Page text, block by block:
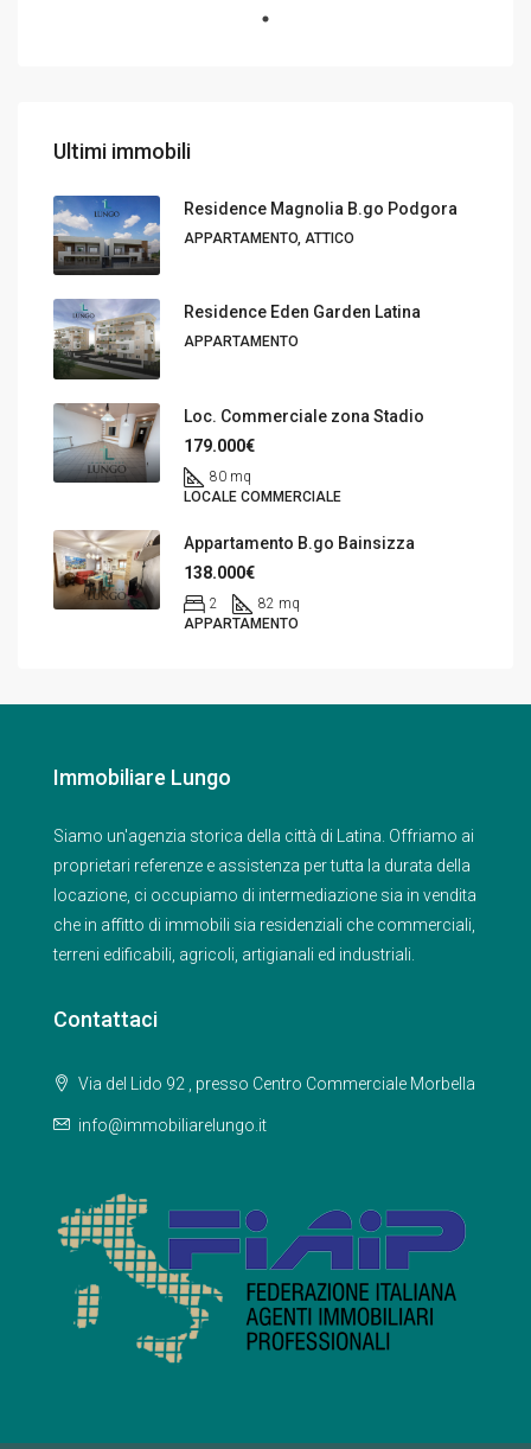
Ultimi immobili
Residence Magnolia B.go Podgora
APPARTAMENTO, ATTICO
Residence Eden Garden Latina
APPARTAMENTO
Loc. Commerciale zona Stadio
179.000€
80 mq
LOCALE COMMERCIALE
Appartamento B.go Bainsizza
138.000€
2
82 mq
APPARTAMENTO
Immobiliare Lungo
Siamo un'agenzia storica della città di Latina. Offriamo ai
proprietari referenze e assistenza per tutta la durata della
locazione, ci occupiamo di intermediazione sia in vendita
che in affitto di immobili sia residenziali che commerciali,
terreni edificabili, agricoli, artigianali ed industriali.
Contattaci
Via del Lido 92 , presso Centro Commerciale Morbella
info@immobiliarelungo.it